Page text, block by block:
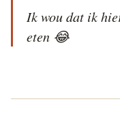
Ik wou dat ik